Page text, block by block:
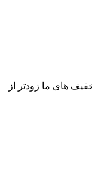
های ما زودتر از